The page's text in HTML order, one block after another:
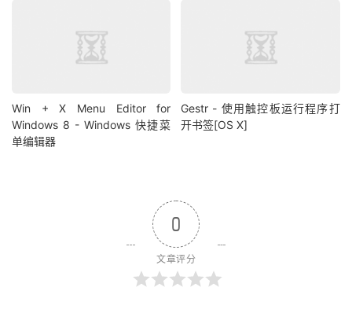
Win + X Menu Editor for
Windows 8 - Windows 快捷菜
单编辑器
Gestr - 使用触控板运行程序打
开书签[OS X]
0
文章评分